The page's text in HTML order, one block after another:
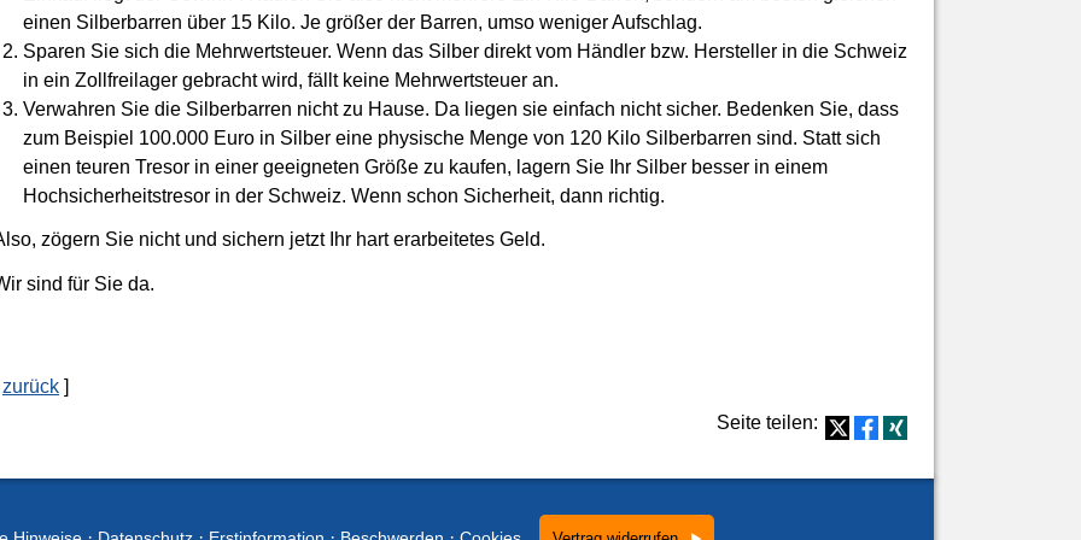
einen Silberbarren über 15 Kilo. Je größer der Barren, umso weniger Aufschlag.
Sparen Sie sich die Mehrwertsteuer. Wenn das Silber direkt vom Händler bzw. Hersteller in die Schweiz
in ein Zollfreilager gebracht wird, fällt keine Mehrwertsteuer an.
Verwahren Sie die Silberbarren nicht zu Hause. Da liegen sie einfach nicht sicher. Bedenken Sie, dass
zum Beispiel 100.000 Euro in Silber eine physische Menge von 120 Kilo Silberbarren sind. Statt sich
einen teuren Tresor in einer geeigneten Größe zu kaufen, lagern Sie Ihr Silber besser in einem
Hochsicherheitstresor in der Schweiz. Wenn schon Sicherheit, dann richtig.
zögern Sie nicht und sichern jetzt Ihr hart erarbeitetes Geld.
sind für Sie da.
zurück ]
Seite teilen: